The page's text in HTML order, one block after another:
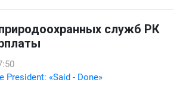
служб РК
President: «Said - Done»